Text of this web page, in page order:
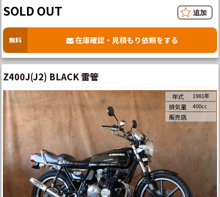
SOLD OUT
無料 在庫確認・見積もり依頼をする
Z400J(J2) BLACK 雷管
年式 1981年
排気量 400cc
販売店